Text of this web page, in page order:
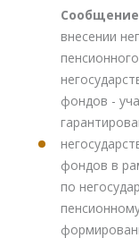
внесении
фондов -
фондов в
по